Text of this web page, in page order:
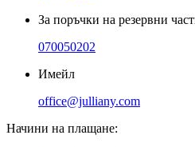
За поръчки на резервни
070050202
Имейл
office@julliany.com
Начини на плащане: